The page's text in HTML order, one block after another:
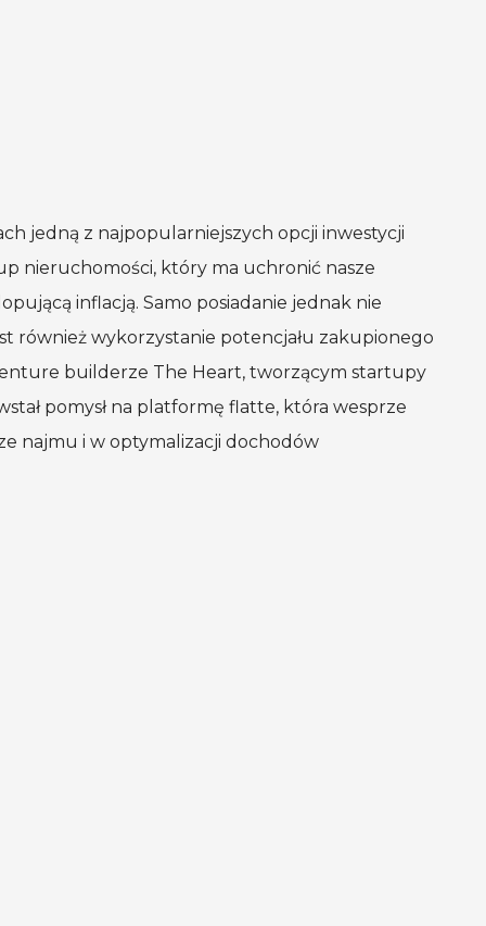
jedną z najpopularniejszych opcji inwestycji
nieruchomości, który ma uchronić nasze
inflacją. Samo posiadanie jednak nie
również wykorzystanie potencjału zakupionego
builderze The Heart, tworzącym startupy
pomysł na platformę flatte, która wesprze
najmui w optymalizacji dochodów